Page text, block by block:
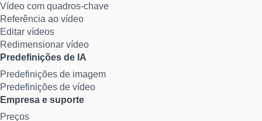
Vídeo com quadros-chave
Referência ao vídeo
Editar vídeos
Redimensionar vídeo
Predefinições de IA
Predefinições de imagem
Predefinições de vídeo
Empresa e suporte
Preços